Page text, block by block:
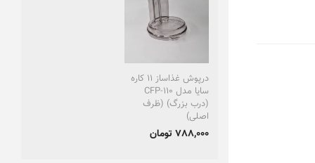
درپوش غذاساز 11 کاره
سایا مدل CFP-110
(درب بزرگ) (ظرف
اصلی)
788,000 تومان